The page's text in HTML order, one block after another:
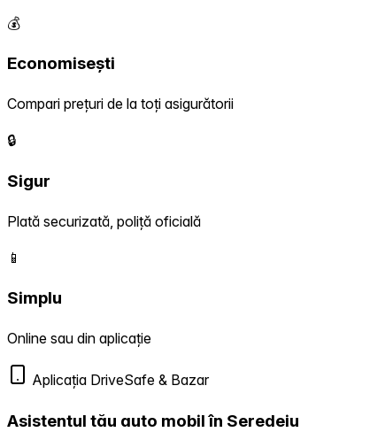
💰
Economisești
Compari prețuri de la toți asigurătorii
🔒
Sigur
Plată securizată, poliță oficială
📱
Simplu
Online sau din aplicație
Aplicația DriveSafe & Bazar
Asistentul tău auto mobil în Seredeiu